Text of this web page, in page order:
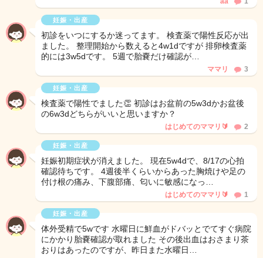
妊娠・出産
初診をいつにするか迷ってます。 検査薬で陽性反応が出
ました。 整理開始から数えると4w1dですが 排卵検査薬
的には3w5dです。 5週で胎嚢だけ確認が…
ママリ 3
妊娠・出産
検査薬で陽性でました👏 初診はお盆前の5w3dかお盆後
の6w3dどちらがいいと思いますか？
はじめてのママリ🔰 2
妊娠・出産
妊娠初期症状が消えました。 現在5w4dで、8/17の心拍
確認待ちです。 4週後半くらいからあった胸焼けや足の
付け根の痛み、下腹部痛、匂いに敏感になっ…
はじめてのママリ🔰 1
妊娠・出産
体外受精で5wです 水曜日に鮮血がドバッとでてすぐ病院
にかかり胎嚢確認が取れました その後出血はおさまり茶
おりはあったのですが、昨日また水曜日…